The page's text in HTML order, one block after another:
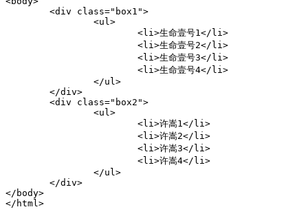
<div class=" box1 ">
<ul >
<li >生命壹号1 </li >
<li >生命壹号2</li >
<li >生命壹号3</li >
<li >生命壹号4</li >
</ul >
</div>
<div class=" box2 ">
<ul >
<li >许嵩1 </li >
<li >许嵩2</li >
<li >许嵩3</li >
<li >许嵩4</li >
</ul >
</div>
</ body>
</ html >